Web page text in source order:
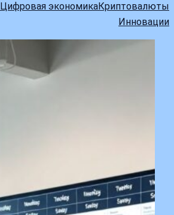
Цифровая экономикаКриптовалюты
Инновации